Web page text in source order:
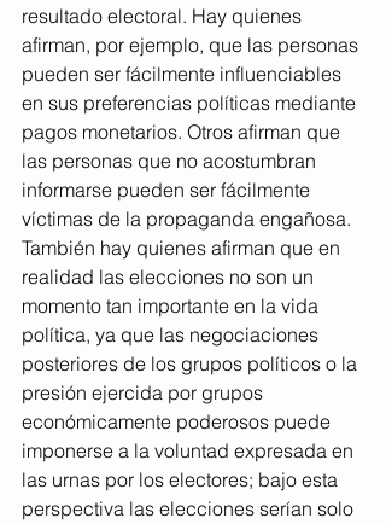
resultado electoral. Hay quienes
afirman, por ejemplo, que las personas
pueden ser fácilmente influenciables
en sus preferencias políticas mediante
pagos monetarios. Otros afirman que
las personas que no acostumbran
informarse pueden ser fácilmente
víctimas de la propaganda engañosa.
También hay quienes afirman que en
realidad las elecciones no son un
momento tan importante en la vida
política, ya que las negociaciones
posteriores de los grupos políticos o la
presión ejercida por grupos
económicamente poderosos puede
imponerse a la voluntad expresada en
las urnas por los electores; bajo esta
perspectiva las elecciones serían solo